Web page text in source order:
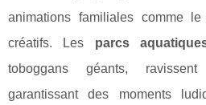
animations familiales comme
créatifs. Les parcs
toboggans géants,
garantissant des moments